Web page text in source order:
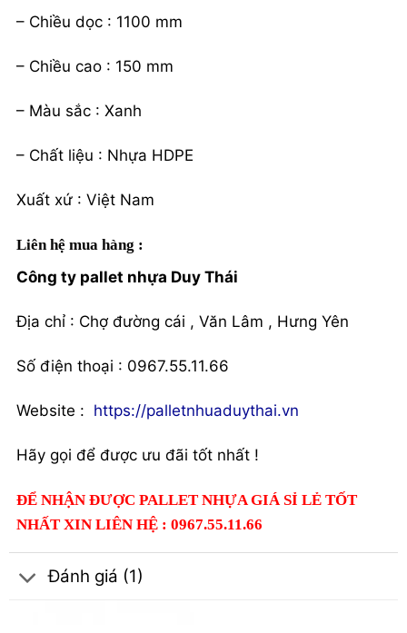
– Chiều dọc : 1100 mm
– Chiều cao : 150 mm
– Màu sắc : Xanh
– Chất liệu : Nhựa HDPE
Xuất xứ : Việt Nam
Liên hệ mua hàng :
Công ty pallet nhựa Duy Thái
Địa chỉ : Chợ đường cái , Văn Lâm , Hưng Yên
Số điện thoại : 0967.55.11.66
Website : https://palletnhuaduythai.vn
Hãy gọi để được ưu đãi tốt nhất !
ĐỂ NHẬN ĐƯỢC PALLET NHỰA GIÁ SỈ LẺ TỐT
NHẤT XIN LIÊN HỆ : 0967.55.11.66
Đánh giá (1)